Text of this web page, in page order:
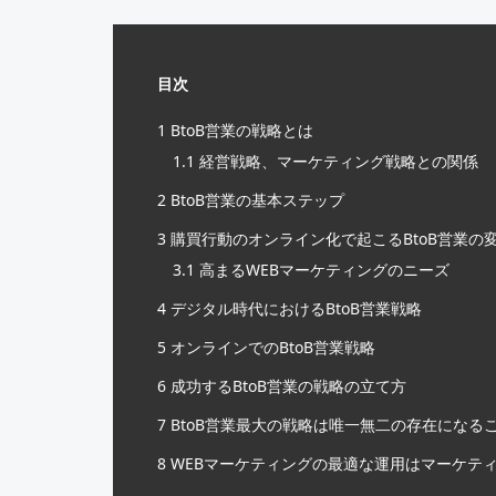
目次
1 BtoB営業の戦略とは
1.1 経営戦略、マーケティング戦略との関係
2 BtoB営業の基本ステップ
3 購買行動のオンライン化で起こるBtoB営業の
3.1 高まるWEBマーケティングのニーズ
4 デジタル時代におけるBtoB営業戦略
5 オンラインでのBtoB営業戦略
6 成功するBtoB営業の戦略の立て方
7 BtoB営業最大の戦略は唯一無二の存在になる
8 WEBマーケティングの最適な運用はマーケテ